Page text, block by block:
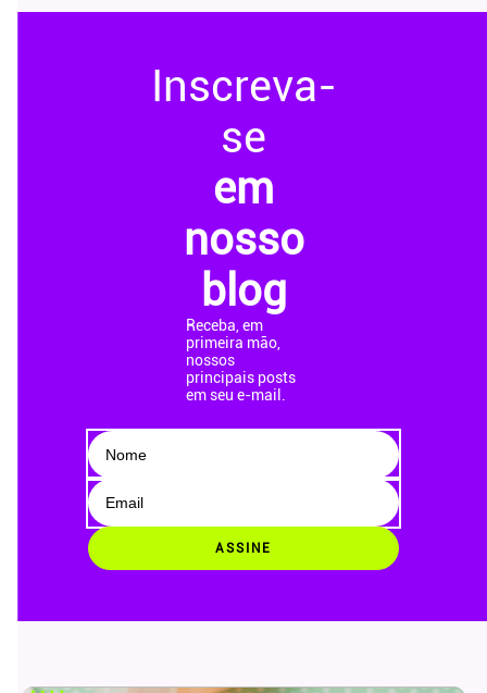
Inscreva-
se
em
nosso
blog
Receba, em
primeira mão,
nossos
principais posts
em seu e-mail.
ASSINE